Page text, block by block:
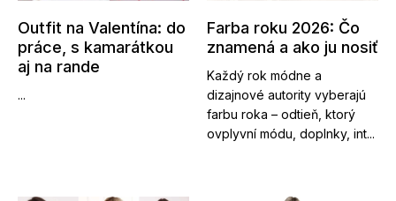
Outfit na Valentína: do
práce, s kamarátkou
aj na rande
...
Farba roku 2026: Čo
znamená a ako ju nosiť
Každý rok módne a
dizajnové autority vyberajú
farbu roka – odtieň, ktorý
ovplyvní módu, doplnky, int...